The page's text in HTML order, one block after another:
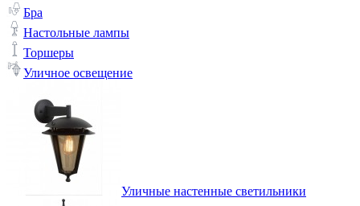
Бра
Настольные лампы
Торшеры
Уличное освещение
Уличные настенные светильники